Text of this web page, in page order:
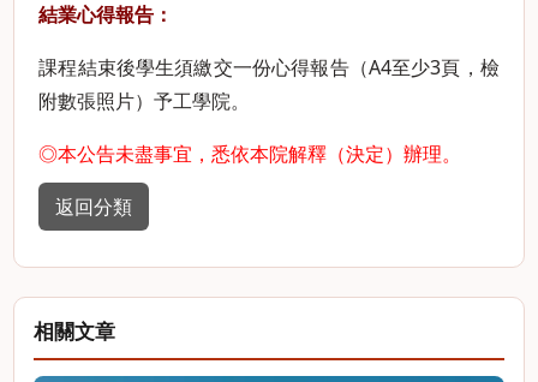
結業心得報告：
課程結束後學生須繳交一份心得報告（A4至少3頁，檢
附數張照片）予工學院。
◎本公告未盡事宜，悉依本院解釋（決定）辦理。
返回分類
相關文章